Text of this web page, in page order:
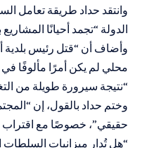
وانتقد حداد طريقة تعامل
الدولة “تجمد أحيانًا
وأضاف أن “قتل رئيس بلدية
محلي لم يكن أمرًا مألوفًا في
“نتيجة سيرورة طويلة من
وختم حداد بالقول، إن
حقيقي”، خصوصًا مع اقتراب
“هل تُدار ميزانيات السلطات